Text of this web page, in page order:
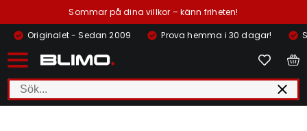
Sommar på dina villkor – känn friheten!
Originalet - Sedan 2009
Prova hemma i 30 dagar!